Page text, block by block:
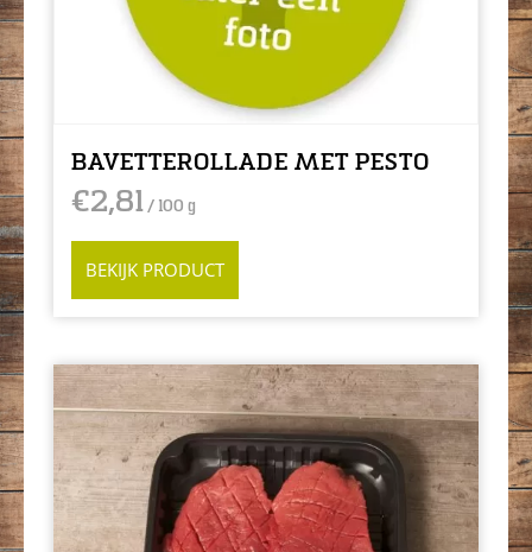
BAVETTEROLLADE MET PESTO
€2,81/ 100 g
BEKIJK PRODUCT